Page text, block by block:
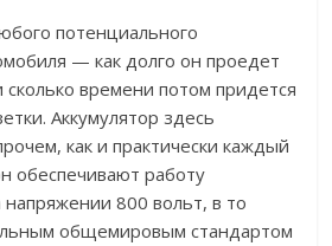
потенциального
— как долго он проедет
времени потом придется
Аккумулятор здесь
как и практически каждый
обеспечивают работу
800 вольт, в то
общемировым стандартом